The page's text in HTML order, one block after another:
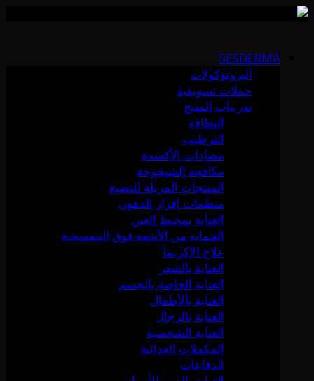
content
SESDERMA
البروتوكولات
حملات تسويقية
تدريبات المنتج
النظافة
الترطيب
مضادات الأكسدة
مكافحة الشيخوخة
المنتجات المزيلة للتصبغ
منظمات إفراز الدهون
العناية بمحيط العين
الحماية من الأشعة فوق البنفسجية
علاج الإكزيما
العناية بالشعر
العناية الخاصة بالجسم
العناية بالأطفال
العناية بالرجال
العناية الشخصية
المكملات الغذائية
الدفاعات